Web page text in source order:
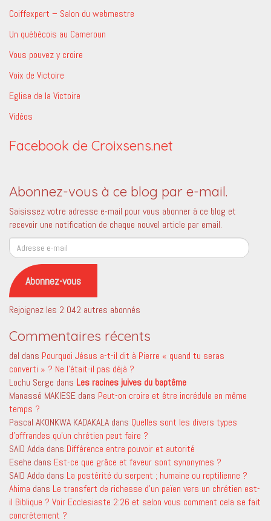
Coiffexpert – Salon du webmestre
Un québécois au Cameroun
Vous pouvez y croire
Voix de Victoire
Eglise de la Victoire
Vidéos
Facebook de Croixsens.net
Abonnez-vous à ce blog par e-mail.
Saisissez votre adresse e-mail pour vous abonner à ce blog et
recevoir une notification de chaque nouvel article par email.
Adresse
e-
mail
Abonnez-vous
Rejoignez les 2 042 autres abonnés
Commentaires récents
del dans Pourquoi Jésus a-t-il dit à Pierre « quand tu seras
converti » ? Ne l’était-il pas déjà ?
Lochu Serge dans Les racines juives du baptême
Manassé MAKIESE dans Peut-on croire et être incrédule en même
temps ?
Pascal AKONKWA KADAKALA dans Quelles sont les divers types
d’offrandes qu’un chrétien peut faire ?
SAID Adda dans Différence entre pouvoir et autorité
Esehe dans Est-ce que grâce et faveur sont synonymes ?
SAID Adda dans La postérité du serpent ; humaine ou reptilienne ?
Ahima dans Le transfert de richesse d’un païen vers un chrétien est-
il Biblique ? Voir Ecclesiaste 2:26 et selon vous comment cela se fait
concrètement ?